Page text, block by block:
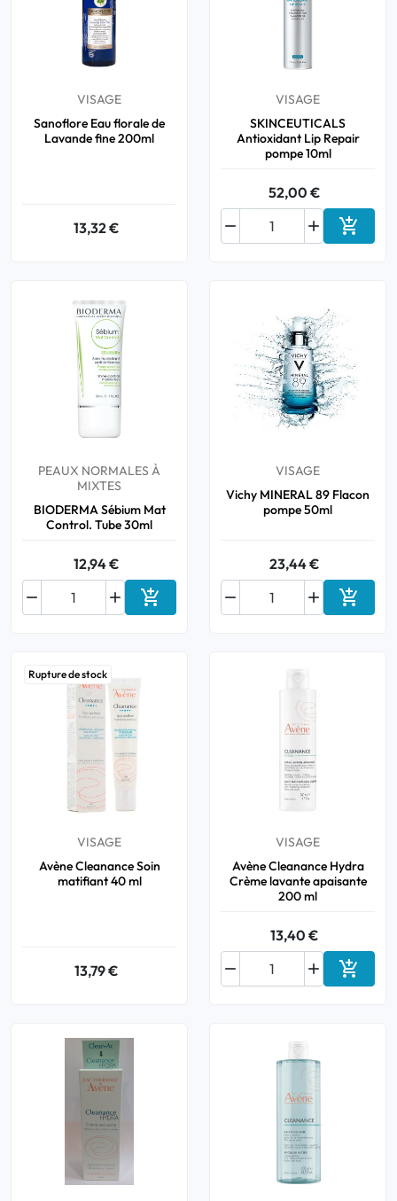
VISAGE
Sanoflore Eau florale de
Lavande fine 200ml
13,32 €
VISAGE
SKINCEUTICALS
Antioxidant Lip Repair
pompe 10ml
52,00 €

 
PEAUX NORMALES À
MIXTES
BIODERMA Sébium Mat
Control. Tube 30ml
12,94 €

 Ajouter au panier
VISAGE
Vichy MINERAL 89 Flacon
pompe 50ml
23,44 €

 
Rupture de stock
VISAGE
Avène Cleanance Soin
matifiant 40 ml
13,79 €
VISAGE
Avène Cleanance Hydra
Crème lavante apaisante
200 ml
13,40 €

 